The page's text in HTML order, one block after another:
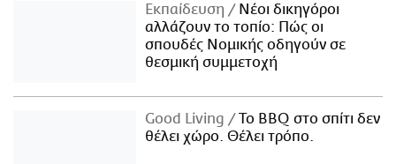
Εκπαίδευση
Νέοι δικηγόροι
αλλάζουν το τοπίο: Πώς οι
σπουδές Νομικής οδηγούν σε
θεσμική συμμετοχή
Good Living
Το BBQ στο σπίτι δεν
θέλει χώρο. Θέλει τρόπο.